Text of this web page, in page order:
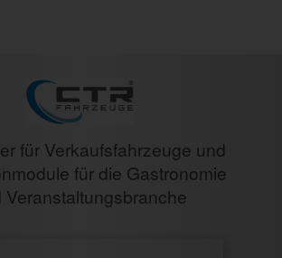
für Verkaufsfahrzeuge und
für die Gastronomie
Veranstaltungsbranche